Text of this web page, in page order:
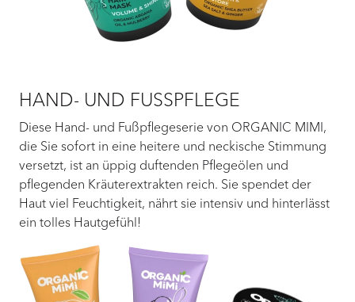
HAND- UND FUSSPFLEGE
Diese Hand- und Fußpflegeserie von ORGANIC MIMI,
die Sie sofort in eine heitere und neckische Stimmung
versetzt, ist an üppig duftenden Pflegeölen und
pflegenden Kräuterextrakten reich. Sie spendet der
Haut viel Feuchtigkeit, nährt sie intensiv und hinterlässt
ein tolles Hautgefühl!